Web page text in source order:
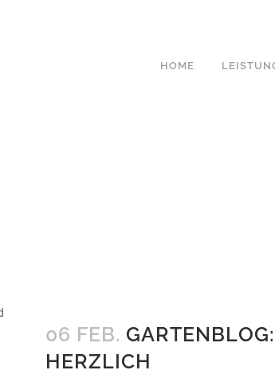
HOME
06 FEB. GARTENBLOG:
HERZLICH